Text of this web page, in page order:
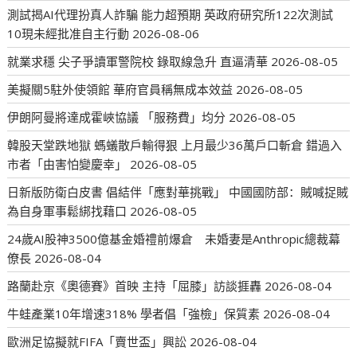
測試揭AI代理扮真人詐騙 能力超預期 英政府研究所122次測試
10現未經批准自主行動 2026-08-06
就業求穩 尖子爭讀軍警院校 錄取線急升 直逼清華 2026-08-05
美擬關5駐外使領館 華府官員稱無成本效益 2026-08-05
伊朗阿曼將達成霍峽協議 「服務費」均分 2026-08-05
韓股天堂跌地獄 螞蟻散戶輸得狠 上月最少36萬戶口斬倉 錯過入
市者「由害怕變慶幸」
2026-08-05
日新版防衛白皮書 倡結伴「應對華挑戰」 中國國防部：賊喊捉賊
為自身軍事鬆綁找藉口 2026-08-05
24歲AI股神3500億基金婚禮前爆倉 未婚妻是Anthropic總裁幕
僚長 2026-08-04
路蘭赴京《奧德賽》首映 主持「屈膝」訪談捱轟 2026-08-04
牛蛙產業10年增速318% 學者倡「強檢」保質素 2026-08-04
歐洲足協擬就FIFA「賣世盃」興訟 2026-08-04